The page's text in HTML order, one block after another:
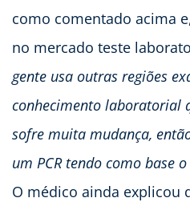
como comentado acima
no mercado teste
gente usa outras regiões
conhecimento laboratorial
sofre muita mudança,
um PCR tendo como base
O médico ainda explicou